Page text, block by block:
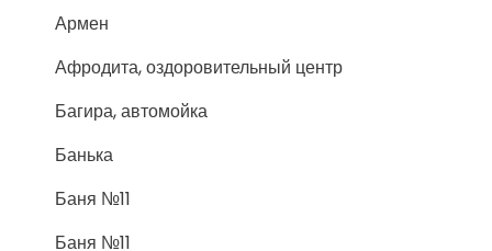
Армен
Афродита, оздоровительный центр
Багира, автомойка
Банька
Баня №11
Баня №11